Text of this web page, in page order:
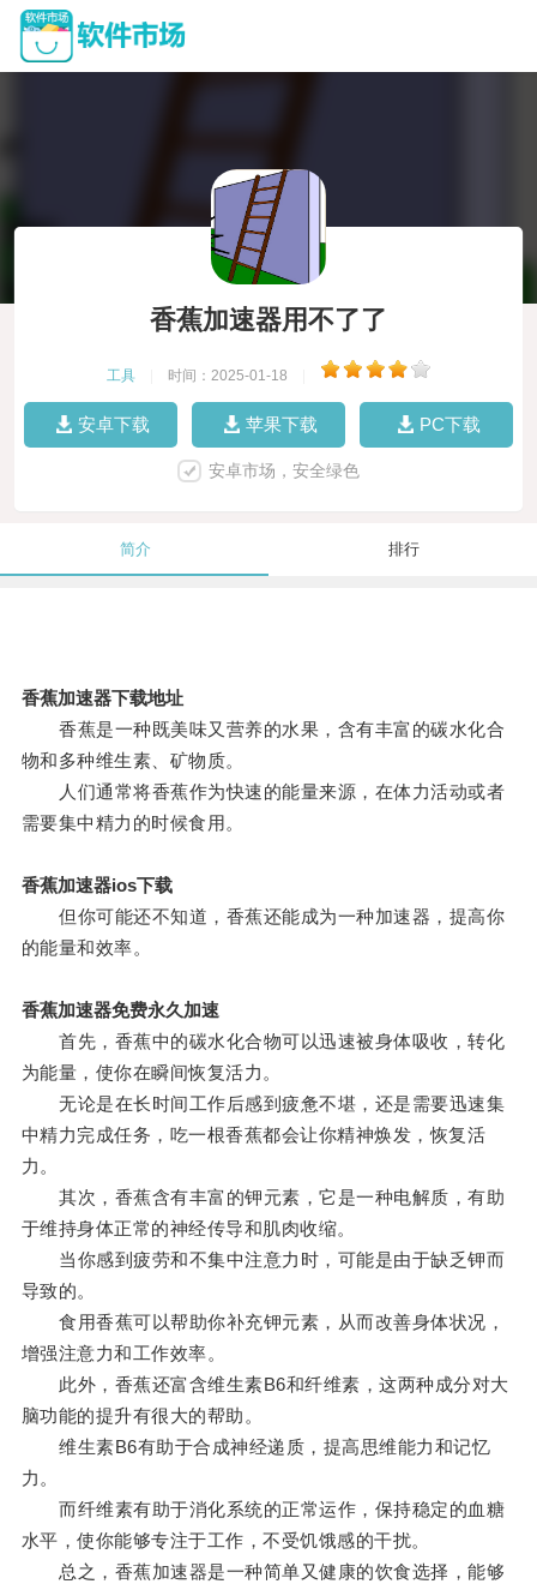
香蕉加速器用不了了
工具 时间：2025-01-18
安卓下载 苹果下载 PC下载
安卓市场，安全绿色
简介 排行
香蕉加速器下载地址
香蕉是一种既美味又营养的水果，含有丰富的碳水化合
物和多种维生素、矿物质。
人们通常将香蕉作为快速的能量来源，在体力活动或者
需要集中精力的时候食用。
香蕉加速器ios下载
但你可能还不知道，香蕉还能成为一种加速器，提高你
的能量和效率。
香蕉加速器免费永久加速
首先，香蕉中的碳水化合物可以迅速被身体吸收，转化
为能量，使你在瞬间恢复活力。
无论是在长时间工作后感到疲惫不堪，还是需要迅速集
中精力完成任务，吃一根香蕉都会让你精神焕发，恢复活
力。
其次，香蕉含有丰富的钾元素，它是一种电解质，有助
于维持身体正常的神经传导和肌肉收缩。
当你感到疲劳和不集中注意力时，可能是由于缺乏钾而
导致的。
食用香蕉可以帮助你补充钾元素，从而改善身体状况，
增强注意力和工作效率。
此外，香蕉还富含维生素B6和纤维素，这两种成分对大
脑功能的提升有很大的帮助。
维生素B6有助于合成神经递质，提高思维能力和记忆
力。
而纤维素有助于消化系统的正常运作，保持稳定的血糖
水平，使你能够专注于工作，不受饥饿感的干扰。
总之，香蕉加速器是一种简单又健康的饮食选择，能够